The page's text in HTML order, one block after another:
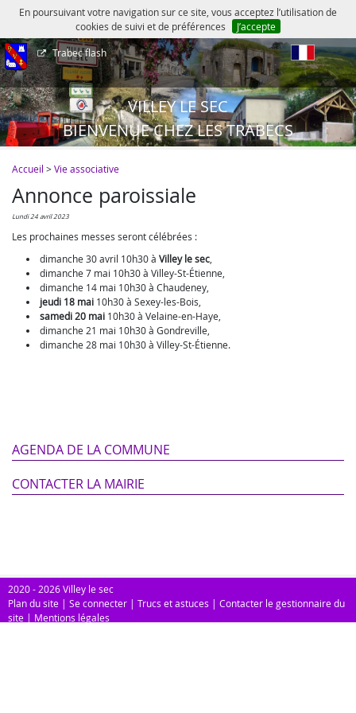
En poursuivant votre navigation sur ce site, vous acceptez l’utilisation de
cookies de suivi et de préférences
J’accepte
Trabec flash
VILLEY LE SEC
BIENVENUE CHEZ LES TRABECS
Accueil >Vie associative
Annonce paroissiale
lundi 24 avril 2023
Les prochaines messes seront célébrées :
dimanche 30 avril 10h30 à Villey le sec
dimanche 7 mai 10h30 à Villey-St-Étienne,
dimanche 14 mai 10h30 à Chaudeney,
jeudi 18 mai 10h30 à Sexey-les-Bois,
samedi 20 mai 10h30 à Velaine-en-Haye,
dimanche 21 mai 10h30 à Gondreville,
dimanche 28 mai 10h30 à Villey-St-Étienne.
AGENDA DE LA COMMUNE
CONTACTER LA MAIRIE
2020 - 2026 Villey le sec
Plan du site | Se connecter | Trucs et astuces | Contacter le gestionnaire du
site | Mentions légales